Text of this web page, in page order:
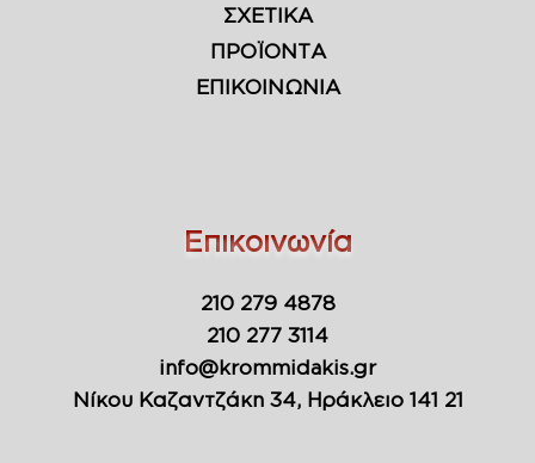
ΣΧΕΤΙΚΑ
ΠΡΟΪΟΝΤΑ
ΕΠΙΚΟΙΝΩΝΙΑ
Επικοινωνία
210 279 4878
210 277 3114
info@krommidakis.gr
Νίκου Καζαντζάκη 34, Ηράκλειο 141 21